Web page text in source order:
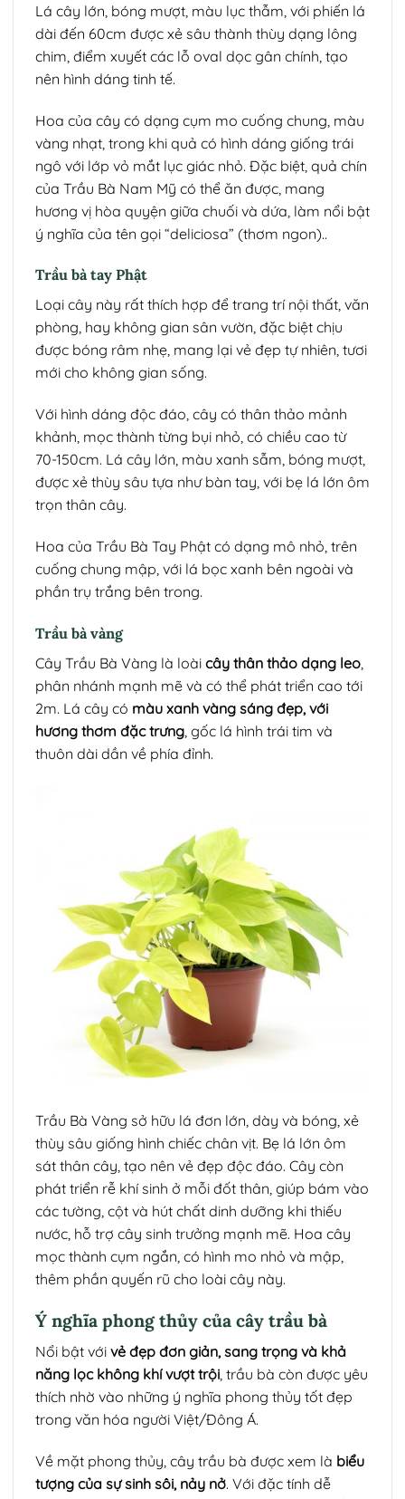
Lá cây lớn, bóng mượt, màu lục thẫm, với phiến lá
dài đến 60cm được xẻ sâu thành thùy dạng lông
chim, điểm xuyết các lỗ oval dọc gân chính, tạo
nên hình dáng tinh tế.
Hoa của cây có dạng cụm mo cuống chung, màu
vàng nhạt, trong khi quả có hình dáng giống trái
ngô với lớp vỏ mắt lục giác nhỏ. Đặc biệt, quả chín
của Trầu Bà Nam Mỹ có thể ăn được, mang
hương vị hòa quyện giữa chuối và dứa, làm nổi bật
ý nghĩa của tên gọi “deliciosa” (thơm ngon)..
Trầu bà tay Phật
Loại cây này rất thích hợp để trang trí nội thất, văn
phòng, hay không gian sân vườn, đặc biệt chịu
được bóng râm nhẹ, mang lại vẻ đẹp tự nhiên, tươi
mới cho không gian sống.
Với hình dáng độc đáo, cây có thân thảo mảnh
khảnh, mọc thành từng bụi nhỏ, có chiều cao từ
70-150cm. Lá cây lớn, màu xanh sẫm, bóng mượt,
được xẻ thùy sâu tựa như bàn tay, với bẹ lá lớn ôm
trọn thân cây.
Hoa của Trầu Bà Tay Phật có dạng mô nhỏ, trên
cuống chung mập, với lá bọc xanh bên ngoài và
phần trụ trắng bên trong.
Trầu bà vàng
Cây Trầu Bà Vàng là loài cây thân thảo dạng leo
phân nhánh mạnh mẽ và có thể phát triển cao tới
2m. Lá cây có màu xanh vàng sáng đẹp, với
hương thơm đặc trưng , gốc lá hình trái tim và
thuôn dài dần về phía đỉnh.
Trầu Bà Vàng sở hữu lá đơn lớn, dày và bóng, xẻ
thùy sâu giống hình chiếc chân vịt. Bẹ lá lớn ôm
sát thân cây, tạo nên vẻ đẹp độc đáo. Cây còn
phát triển rễ khí sinh ở mỗi đốt thân, giúp bám vào
các tường, cột và hút chất dinh dưỡng khi thiếu
nước, hỗ trợ cây sinh trưởng mạnh mẽ. Hoa cây
mọc thành cụm ngắn, có hình mo nhỏ và mập,
thêm phần quyến rũ cho loài cây này.
Ý nghĩa phong thủy của cây trầu bà
Nổi bật với vẻ đẹp đơn giản, sang trọng và khả
năng lọc không khí vượt trội , trầu bà còn được yêu
thích nhờ vào những ý nghĩa phong thủy tốt đẹp
trong văn hóa người Việt/Đông Á.
Về mặt phong thủy, cây trầu bà được xem là biểu
tượng của sự sinh sôi, nảy nở. Với đặc tính dễ